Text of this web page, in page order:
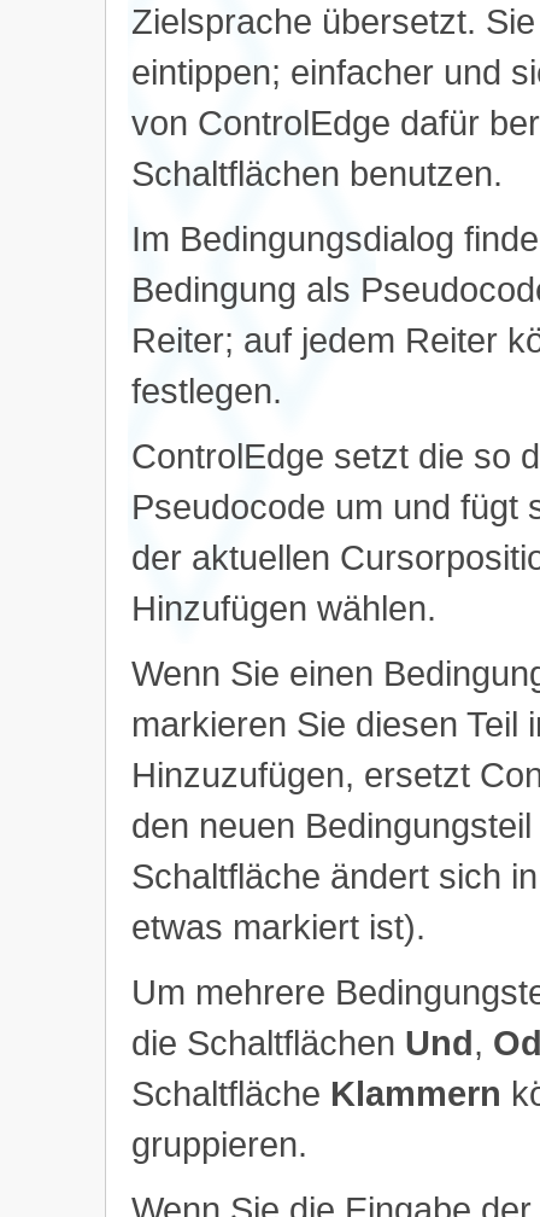
Zielsprache übersetzt.
eintippen; einfacher und
von ControlEdge dafür
Schaltflächen benutzen.
Im Bedingungsdialog
Bedingung als
Reiter; auf jedem Reiter
festlegen.
ControlEdge setzt die so
Pseudocode um und fügt
der aktuellen
Hinzufügen wählen.
Wenn Sie einen
markieren Sie diesen Teil
Hinzuzufügen, ersetzt
den neuen
Schaltfläche ändert sich
etwas markiert ist).
Um mehrere
die Schaltflächen Und,
Schaltfläche Klammern
gruppieren.